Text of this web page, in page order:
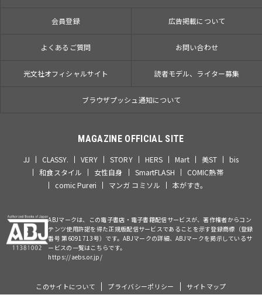
会員登録 広告掲載について
よくあるご質問 お問い合わせ
光文社オフィシャルサイト 読者モデル、ライター募集
ブラウザプッシュ通知について
MAGAZINE OFFICIAL SITE
JJ CLASSY. VERY STORY HERS Mart 美ST
bis
和食スタイル
女性自身 SmartFLASH
COMIC熱帯
comic Pureri
マンガ コミソル 本がすき。
ABJマークは、この電子書店・電子書籍配信サービスが、著作権者からコン
テンツ使用許諾を得た正規版配信サービスであることを示す登録商標（登録
番号 第6091713号）です。ABJマークの詳細、ABJマークを掲示しているサ
ービスの一覧はこちらです。
https://aebs.or.jp/
このサイトについて プライバシーポリシー サイトマップ